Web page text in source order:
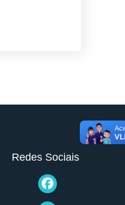
Redes Sociais